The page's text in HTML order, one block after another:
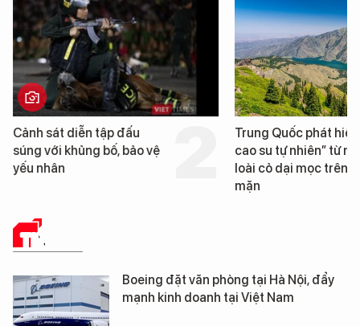
sát diễn tập đấu
với khủng bố, bảo vệ
nhân
Trung Quốc phát hiện “mỏ
cao su tự nhiên” từ một
loài cỏ dại mọc trên đất
TIN TỨC
Boeing đặt văn phòng tại Hà Nội, đẩy
mạnh kinh doanh tại Việt Nam